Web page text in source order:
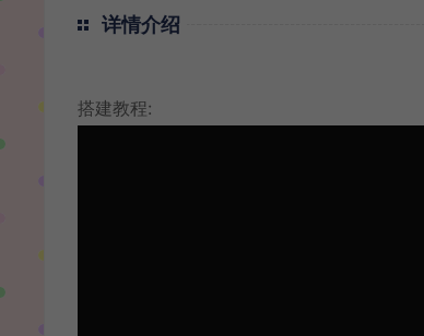
详情介绍
搭建教程: